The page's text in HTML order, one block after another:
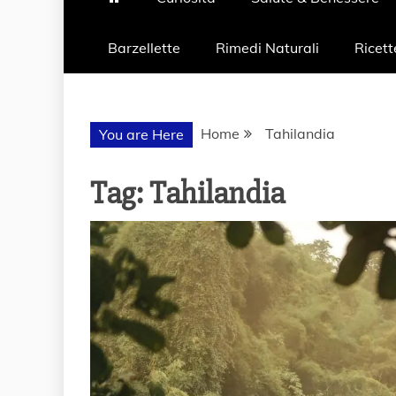
Barzellette Rimedi Naturali
You are Here Home Tahilandia
Tag:Tahilandia